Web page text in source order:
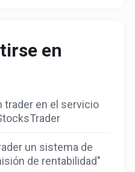
en
trader en el servicio
un sistema de
de rentabilidad"